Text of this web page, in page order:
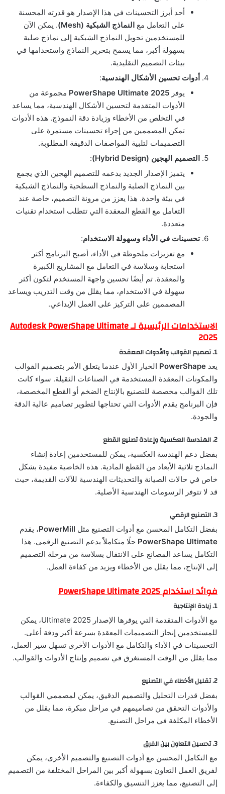
أحد أبرز التحسينات في هذا الإصدار هو قدرته المحسنة
على التعامل مع النماذج الشبكية (Mesh)
. يمكن الآن
للمستخدمين تحويل النماذج الشبكية إلى نماذج صلبة
بسهولة أكبر، مما يسمح بتحرير النماذج واستخدامها في
بيئات التصميم التقليدية.
أدوات تحسين الأشكال الهندسية:
يوفر PowerShape Ultimate 2025 مجموعة من
الأدوات المتقدمة لتحسين الأشكال الهندسية، مما يساعد
في التخلص من الأخطاء وزيادة دقة النموذج. هذه الأدوات
تمكن المصممين من إجراء تحسينات مستمرة على
التصميمات لتلبية المواصفات الدقيقة المطلوبة.
التصميم الهجين (Hybrid Design)
:
يتميز الإصدار الجديد بدعمه للتصميم الهجين الذي يجمع
بين النماذج الصلبة والنماذج السطحية والنماذج الشبكية
في بيئة واحدة. هذا يعزز من مرونة التصميم، خاصة عند
التعامل مع القطع المعقدة التي تتطلب استخدام تقنيات
متعددة.
تحسينات في الأداء وسهولة الاستخدام:
مع تعزيزات ملحوظة في الأداء، أصبح البرنامج أكثر
استجابة وسلاسة في التعامل مع المشاريع الكبيرة
والمعقدة. تم أيضًا تحسين واجهة المستخدم لتكون أكثر
سهولة في الاستخدام، مما يقلل من وقت التدريب ويساعد
المصممين على التركيز على العمل الإبداعي.
الاستخدامات الرئيسية لـ Autodesk PowerShape Ultimate
2025
1. تصميم القوالب والأدوات المعقدة
يعد PowerShape الخيار الأول عندما يتعلق الأمر بتصميم القوالب
والمكونات المعقدة المستخدمة في الصناعات الثقيلة. سواء كانت
تلك القوالب مخصصة للتصنيع بالإنتاج الضخم أو القطع المخصصة،
فإن البرنامج يقدم الأدوات التي تحتاجها لتطوير تصاميم عالية الدقة
والجودة.
2. الهندسة العكسية وإعادة تصنيع القطع
بفضل دعم الهندسة العكسية، يمكن للمستخدمين إعادة إنشاء
النماذج ثلاثية الأبعاد من القطع المادية. هذه الخاصية مفيدة بشكل
خاص في حالات الصيانة والتحديثات الهندسية للآلات القديمة، حيث
قد لا تتوفر الرسومات الهندسية الأصلية.
3. التصنيع الرقمي
بفضل التكامل المحسن مع أدوات التصنيع مثل PowerMill، يقدم
PowerShape Ultimate حلًا متكاملاً يدعم التصنيع الرقمي. هذا
التكامل يساعد المصانع على الانتقال بسلاسة من مرحلة التصميم
إلى الإنتاج، مما يقلل من الأخطاء ويزيد من كفاءة العمل.
فوائد استخدام PowerShape Ultimate 2025
1. زيادة الإنتاجية
مع الأدوات المتقدمة التي يوفرها الإصدار Ultimate 2025، يمكن
للمستخدمين إنجاز التصميمات المعقدة بسرعة أكبر ودقة أعلى.
التحسينات في الأداء والتكامل مع الأدوات الأخرى تسهل سير العمل،
مما يقلل من الوقت المستغرق في تصميم وإنتاج الأدوات والقوالب.
2. تقليل الأخطاء في التصنيع
بفضل قدرات التحليل والتصميم الدقيق، يمكن لمصممي القوالب
والأدوات التحقق من تصاميمهم في مراحل مبكرة، مما يقلل من
الأخطاء المكلفة في مراحل التصنيع.
3. تحسين التعاون بين الفرق
مع التكامل المحسن مع أدوات التصنيع والتصميم الأخرى، يمكن
لفريق العمل التعاون بسهولة أكبر بين المراحل المختلفة من التصميم
إلى التصنيع، مما يعزز التنسيق والكفاءة.